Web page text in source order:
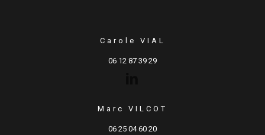
Carole VIAL
06 12 87 39 29
Marc VILCOT
06 25 04 60 20